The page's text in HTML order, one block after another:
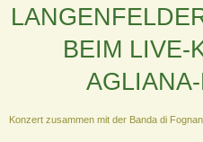
BEIM LIVE-
Konzert zusammen mit der Banda di